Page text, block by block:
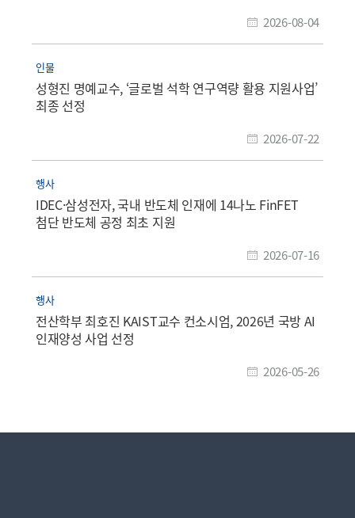
2026-08-04
인물
성형진 명예교수, ‘글로벌 석학 연구역량 활용 지원사업’
최종 선정
2026-07-22
행사
IDEC·삼성전자, 국내 반도체 인재에 14나노 FinFET
첨단 반도체 공정 최초 지원
2026-07-16
행사
전산학부 최호진 KAIST교수 컨소시엄, 2026년 국방 AI
인재양성 사업 선정
2026-05-26